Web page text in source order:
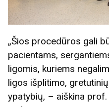
„Šios procedūros gali
pacientams,
ligomis, kuriems
ligos išplitimo,
ypatybių, – aiškina prof.